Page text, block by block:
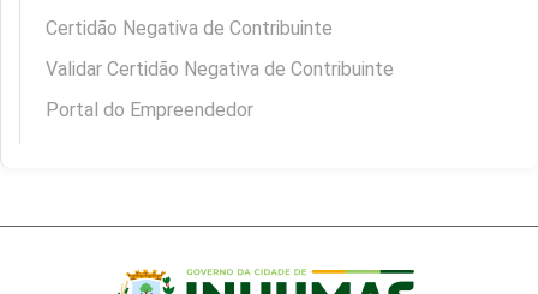
Certidão Negativa de Contribuinte
Validar Certidão Negativa de Contribuinte
Portal do Empreendedor